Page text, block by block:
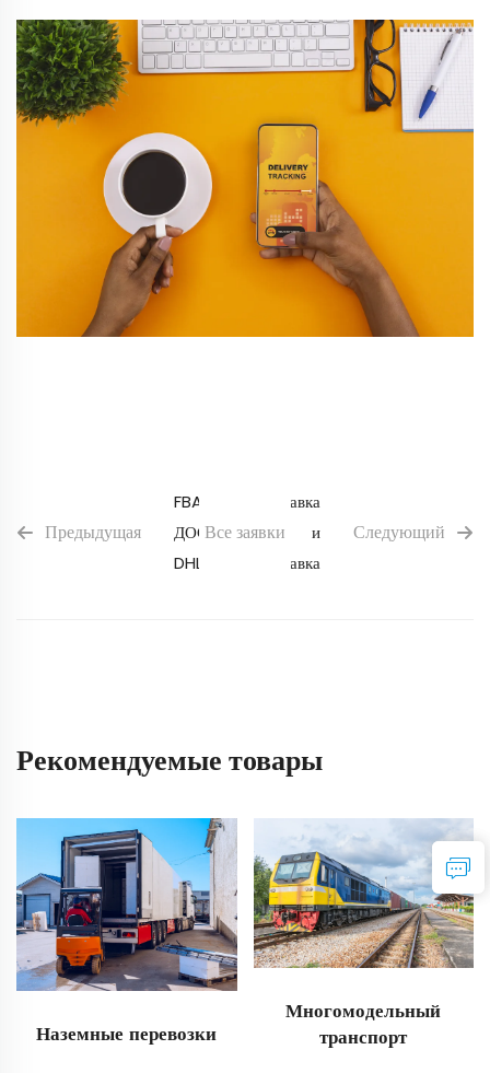
Предыдущая
FBA
ДОСТАВКА
DHL
Все заявки Следующий
Отправка
и
доставка
Рекомендуемые товары
Наземные перевозки
Многомодельный
транспорт